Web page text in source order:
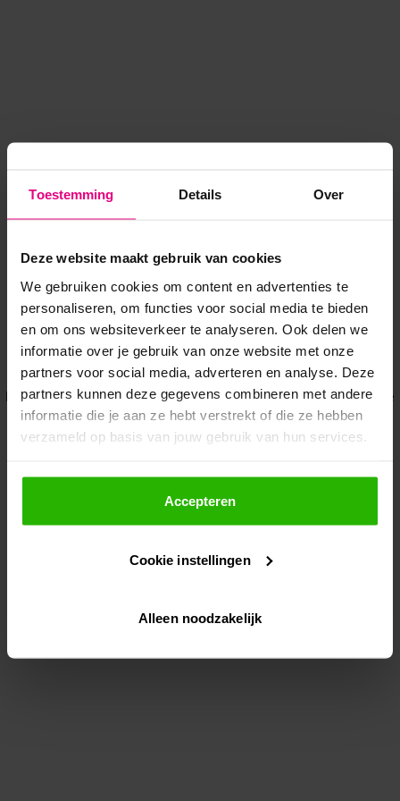
Toestemming Details Over
Deze website maakt gebruik van cookies
We gebruiken cookies om content en advertenties te
personaliseren, om functies voor social media te bieden
en om ons websiteverkeer te analyseren. Ook delen we
informatie over je gebruik van onze website met onze
partners voor social media, adverteren en analyse. Deze
partners kunnen deze gegevens combineren met andere
informatie die je aan ze hebt verstrekt of die ze hebben
verzameld op basis van jouw gebruik van hun services.
Als je op "Accepteer" klikt, dan geef je Voordeeluitjes.nl
toestemming om cookies voor social media en
gepersonaliseerde advertenties te plaatsen.
Lees hier meer over in onsprivacybeleid
Via "Cookie instellingen" kun je ook zelf instellen welke
Accepteren
Cookie instellingen
Alleen noodzakelijk
Application error: a client-side exception has occurred while
loadingwww.voordeeluitjes.nl (see the browser console for more
information).